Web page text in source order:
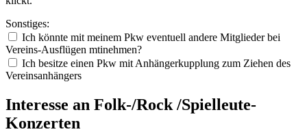
Sonstiges:
Ich könnte mit meinem Pkw eventuell andere Mitglieder bei
Vereins-Ausflügen mtinehmen?
Ich besitze einen Pkw mit Anhängerkupplung zum Ziehen des
Vereinsanhängers
Interesse an Folk-/Rock /Spielleute-
Konzerten